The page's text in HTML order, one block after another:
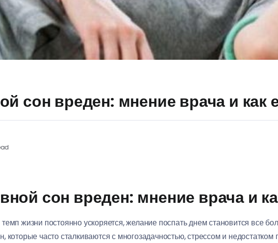
сон вреден: мнение врача и как
сон вреден: мнение врача и
жизни постоянно ускоряется, желание поспать днем становится все
которые часто сталкиваются с многозадачностью, стрессом и недостатком